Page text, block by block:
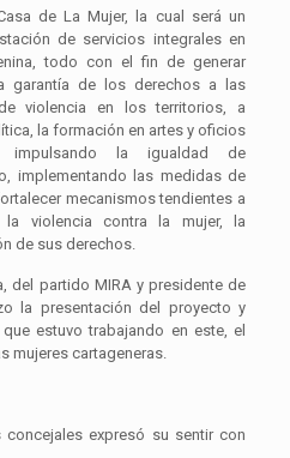
de La Mujer, la cual será un
de servicios integrales en
todo con el fin de generar
garantía de los derechos a las
violencia en los territorios, a
la formación en artes y oficios
impulsando la igualdad de
implementando las medidas de
mecanismos tendientes a
violencia contra la mujer, la
de sus derechos.
del partido MIRA y presidente de
la presentación del proyecto y
estuvo trabajando en este, el
mujeres cartageneras.
expresó su sentir con